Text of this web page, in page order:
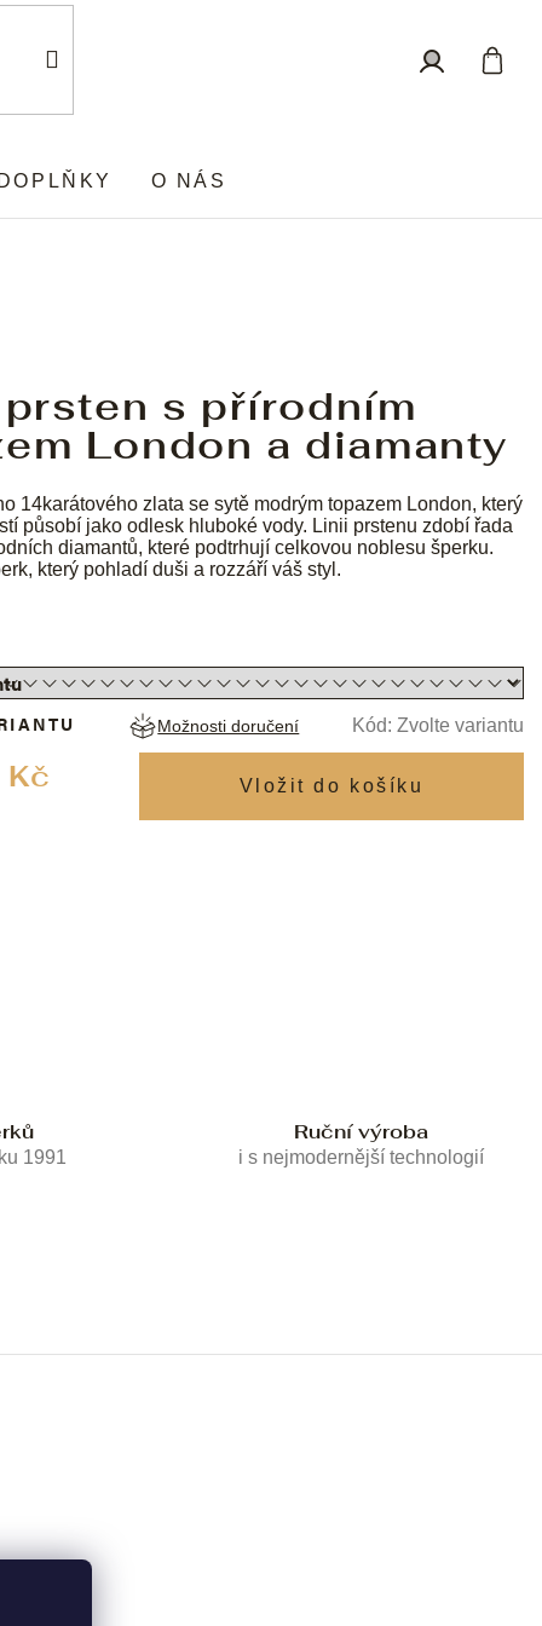
DOPLŇKY O NÁS
s přírodním
London a diamanty
14karátového zlata se sytě modrým topazem London, který
působí jako odlesk hluboké vody. Linii prstenu zdobí řada
diamantů, které podtrhují celkovou noblesu šperku.
který pohladí duši a rozzáří váš styl.
Možnosti doručení Kód: Zvolte variantu
1991
Ruční výroba
i s nejmodernější technologií